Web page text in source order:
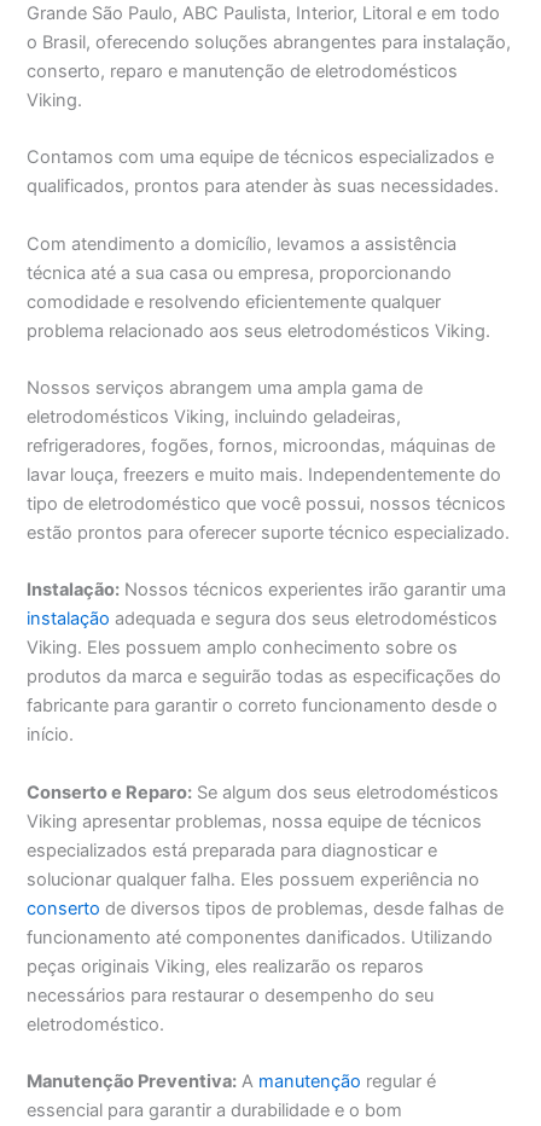
Grande São Paulo, ABC Paulista, Interior, Litoral e em todo
o Brasil, oferecendo soluções abrangentes para instalação,
conserto, reparo e manutenção de eletrodomésticos
Viking.
Contamos com uma equipe de técnicos especializados e
qualificados, prontos para atender às suas necessidades.
Com atendimento a domicílio, levamos a assistência
técnica até a sua casa ou empresa, proporcionando
comodidade e resolvendo eficientemente qualquer
problema relacionado aos seus eletrodomésticos Viking.
Nossos serviços abrangem uma ampla gama de
eletrodomésticos Viking, incluindo geladeiras,
refrigeradores, fogões, fornos, microondas, máquinas de
lavar louça, freezers e muito mais. Independentemente do
tipo de eletrodoméstico que você possui, nossos técnicos
estão prontos para oferecer suporte técnico especializado.
Instalação: Nossos técnicos experientes irão garantir uma
instalação adequada e segura dos seus eletrodomésticos
Viking. Eles possuem amplo conhecimento sobre os
produtos da marca e seguirão todas as especificações do
fabricante para garantir o correto funcionamento desde o
início.
Conserto e Reparo: Se algum dos seus eletrodomésticos
Viking apresentar problemas, nossa equipe de técnicos
especializados está preparada para diagnosticar e
solucionar qualquer falha. Eles possuem experiência no
conserto de diversos tipos de problemas, desde falhas de
funcionamento até componentes danificados. Utilizando
peças originais Viking, eles realizarão os reparos
necessários para restaurar o desempenho do seu
eletrodoméstico.
Manutenção Preventiva: A manutenção regular é
essencial para garantir a durabilidade e o bom